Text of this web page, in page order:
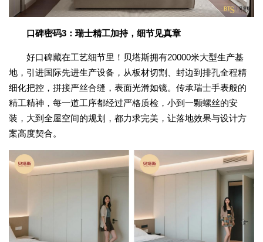
口碑密码3：瑞士精工加持，细节见真章
好口碑藏在工艺细节里！贝塔斯拥有20000米大型生产基
地，引进国际先进生产设备，从板材切割、封边到排孔全程精
细化把控，拼接严丝合缝，表面光滑如镜。传承瑞士手表般的
精工精神，每一道工序都经过严格质检，小到一颗螺丝的安
装，大到全屋空间的规划，都力求完美，让落地效果与设计方
案高度契合。